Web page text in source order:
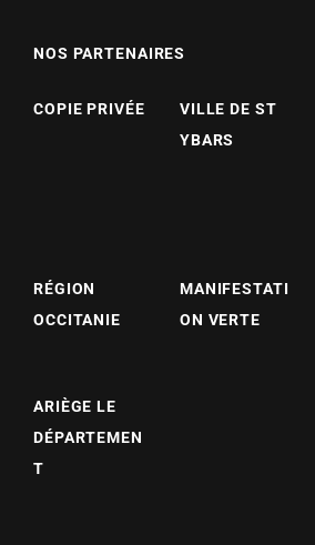
NOS PARTENAIRES
COPIE PRIVÉE
VILLE DE ST
YBARS
RÉGION
OCCITANIE
MANIFESTATI
ON VERTE
ARIÈGE LE
DÉPARTEMEN
T